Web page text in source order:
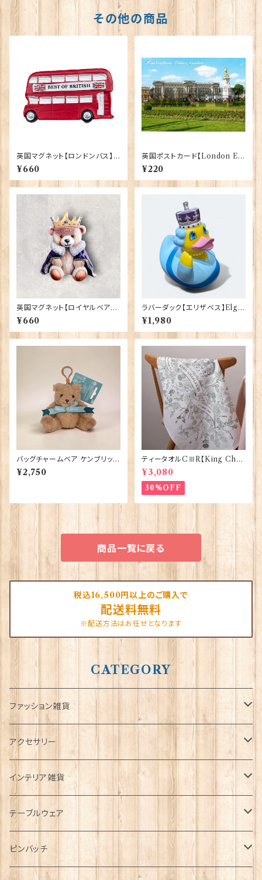
その他の商品
英国マグネット【ロンドンバス】E
lgate Products 90030（130
05）
¥660
英国ポストカード【London E】
J.Salmon 90083-042
¥220
英国マグネット【ロイヤルベア】E
lgate Products 90030（799
13）
¥660
ラバーダック【エリザベス】Elgat
e Products 90348（73371）
¥1,980
バッグチャームベア ケンブリッジ
大学 Elgate Products 904
28
¥2,750
ティータオルCⅢR【King Char
lesⅢ Coronation】Victoria
Eggs 50129
¥3,080
30%OFF
商品一覧に戻る
税込16,500円以上のご購入で
配送料無料
※配送方法はお任せとなります
CATEGORY
ファッション雑貨
タータンネクタイ
帽子
キャップ
ハンチング帽
キャスケット
Tシャツ
マフラー
アクセサリー
ORTAK
ブローチ
ペンダント
インテリア雑貨
インテリア置物
ラブスプーン
テーブルウェア
ティータオル
ピンバッチ